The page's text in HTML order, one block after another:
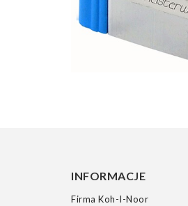
INFORMACJE
Firma Koh-I-Noor